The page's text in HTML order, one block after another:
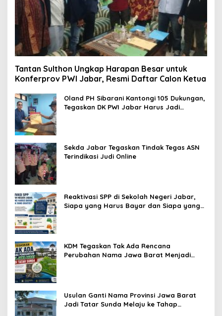
Tantan Sulthon Ungkap Harapan Besar untuk
Konferprov PWI Jabar, Resmi Daftar Calon Ketua
Oland PH Sibarani Kantongi 105 Dukungan,
Tegaskan DK PWI Jabar Harus Jadi
Sekda Jabar Tegaskan Tindak Tegas ASN
Terindikasi Judi Online
Reaktivasi SPP di Sekolah Negeri Jabar,
Siapa yang Harus Bayar dan Siapa yang
KDM Tegaskan Tak Ada Rencana
Perubahan Nama Jawa Barat Menjadi
Usulan Ganti Nama Provinsi Jawa Barat
Jadi Tatar Sunda Melaju ke Tahap